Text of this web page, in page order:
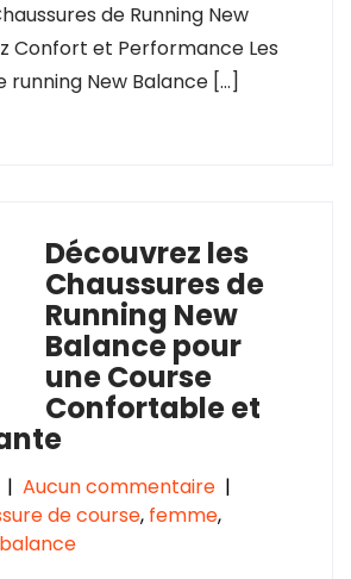
de Running New
Confort et Performance Les
running New Balance […]
Découvrez les
Chaussures de
Running New
Balance pour
une Course
Confortable et
| Aucun commentaire |
de course, femme,